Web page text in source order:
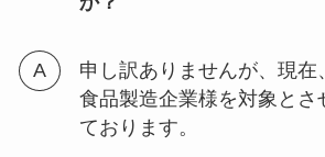
申し訳ありませんが、現在
食品製造企業様を対象とさ
ております。